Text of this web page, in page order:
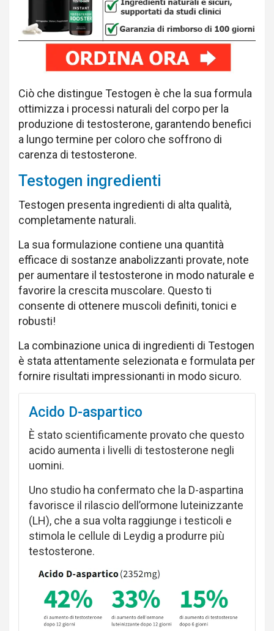
Ciò che distingue Testogen è che la sua formula
ottimizza i processi naturali del corpo per la
produzione di testosterone, garantendo benefici
a lungo termine per coloro che soffrono di
carenza di testosterone.
Testogen ingredienti
Testogen presenta ingredienti di alta qualità,
completamente naturali.
La sua formulazione contiene una quantità
efficace di sostanze anabolizzanti provate, note
per aumentare il testosterone in modo naturale e
favorire la crescita muscolare. Questo ti
consente di ottenere muscoli definiti, tonici e
robusti!
La combinazione unica di ingredienti di Testogen
è stata attentamente selezionata e formulata per
fornire risultati impressionanti in modo sicuro.
Acido D-aspartico
È stato scientificamente provato che questo
acido aumenta i livelli di testosterone negli
uomini.
Uno studio ha confermato che la D-aspartina
favorisce il rilascio dell’ormone luteinizzante
(LH), che a sua volta raggiunge i testicoli e
stimola le cellule di Leydig a produrre più
testosterone.